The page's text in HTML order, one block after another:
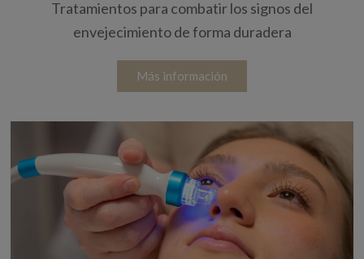
Tratamientos para combatir los signos del
envejecimiento de forma duradera
Más información